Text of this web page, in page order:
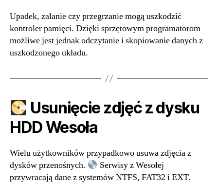
Upadek, zalanie czy przegrzanie mogą uszkodzić
kontroler pamięci. Dzięki sprzętowym programatorom
możliwe jest jednak odczytanie i skopiowanie danych z
uszkodzonego układu.
Usunięcie zdjęć z dysku
HDD Wesoła
Wielu użytkowników przypadkowo usuwa zdjęcia z
dysków przenośnych.
Serwisy z Wesołej
przywracają dane z systemów NTFS, FAT32 i EXT.